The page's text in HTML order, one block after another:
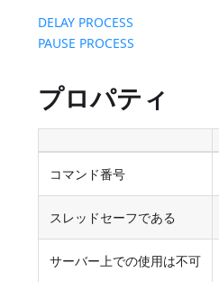
DELAY PROCESS
PAUSE PROCESS
プロパティ
コマンド番号
スレッドセーフである
サーバー上での使用は不可